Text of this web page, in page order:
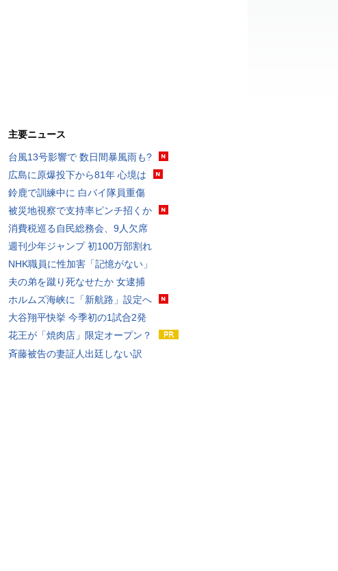
主要ニュース
台風13号影響で 数日間暴風雨も?
広島に原爆投下から81年 心境は
鈴鹿で訓練中に 白バイ隊員重傷
被災地視察で支持率ピンチ招くか
消費税巡る自民総務会、9人欠席
週刊少年ジャンプ 初100万部割れ
NHK職員に性加害「記憶がない」
夫の弟を蹴り死なせたか 女逮捕
ホルムズ海峡に「新航路」設定へ
大谷翔平快挙 今季初の1試合2発
花王が「焼肉店」限定オープン？
斉藤被告の妻証人出廷しない訳